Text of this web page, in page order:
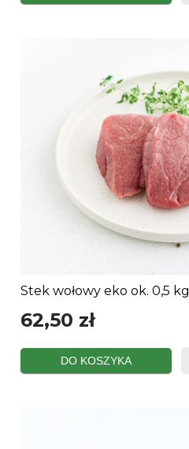
Stek wołowy eko ok. 0,5 kg
62,50 zł
DO KOSZYKA